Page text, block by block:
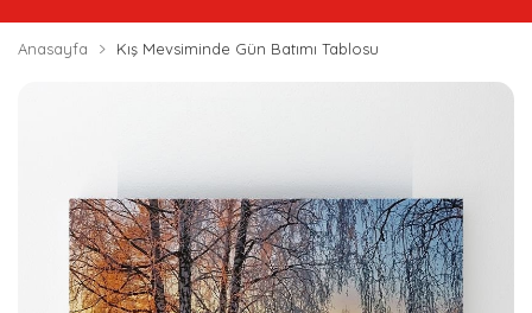
Anasayfa Kış Mevsiminde Gün Batımı Tablosu